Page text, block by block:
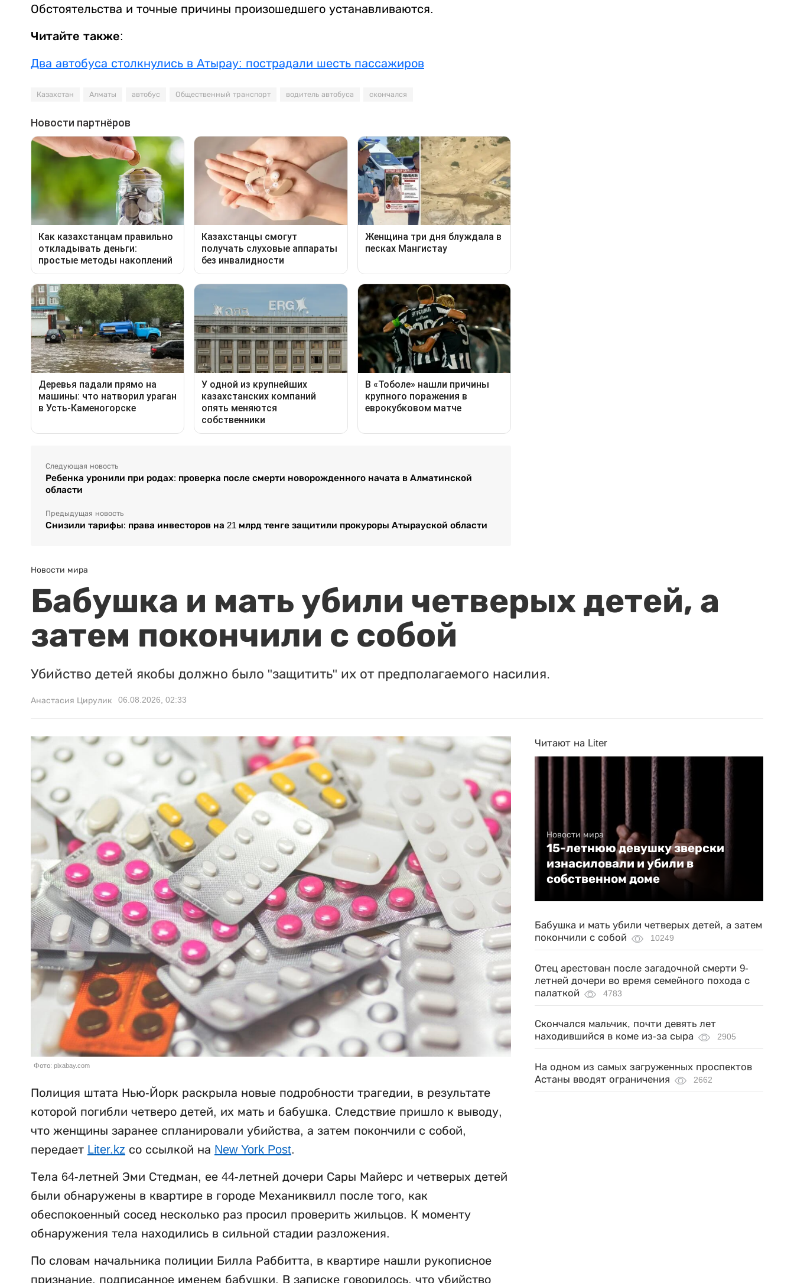
Обстоятельства и точные причины произошедшего устанавливаются.
Читайте также:
Два автобуса столкнулись в Атырау: пострадали шесть пассажиров
Казахстан Алматы автобус Общественный транспорт водитель автобуса скончался
Следующая новость
Ребенка уронили при родах: проверка после смерти новорожденного начата в Алматинской
области
Предыдущая новость
Снизили тарифы: права инвесторов на 21 млрд тенге защитили прокуроры Атырауской области
Новости мира
Бабушка и мать убили четверых детей, а
затем покончили с собой
Убийство детей якобы должно было "защитить" их от предполагаемого насилия.
Анастасия Цирулик 06.08.2026, 02:33
Фото: pixabay.com
Полиция штата Нью-Йорк раскрыла новые подробности трагедии, в результате
которой погибли четверо детей, их мать и бабушка. Следствие пришло к выводу,
что женщины заранее спланировали убийства, а затем покончили с собой,
передает Liter.kz со ссылкой на New York Post.
Тела 64-летней Эми Стедман, ее 44-летней дочери Сары Майерс и четверых детей
были обнаружены в квартире в городе Механиквилл после того, как
обеспокоенный сосед несколько раз просил проверить жильцов. К моменту
обнаружения тела находились в сильной стадии разложения.
По словам начальника полиции Билла Раббитта, в квартире нашли рукописное
признание, подписанное именем бабушки. В записке говорилось, что убийство
Читают на Liter
Новости мира
15-летнюю девушку зверски
изнасиловали и убили в
собственном доме
Бабушка и мать убили четверых детей, а затем
покончили с собой
10249
Отец арестован после загадочной смерти 9-
летней дочери во время семейного похода с
палаткой
4783
Скончался мальчик, почти девять лет
находившийся в коме из-за сыра
2905
На одном из самых загруженных проспектов
Астаны вводят ограничения
2662